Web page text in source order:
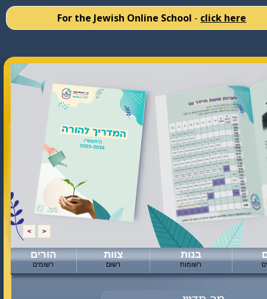
For the Jewish Online School - click here
< >
הורים
רשומים
צוות
רשום
בנות
רשומות